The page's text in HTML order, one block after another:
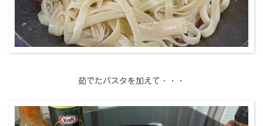
茹でたパスタを加えて・・・